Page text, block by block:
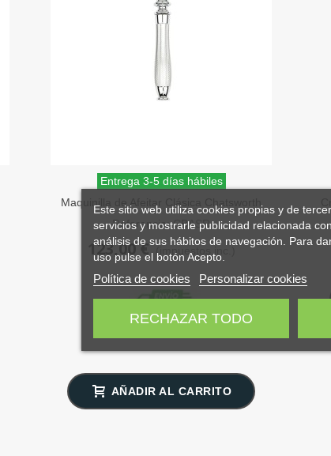
Entrega 3-5 días hábiles
Maquinilla de Afeitar Clásica Chatsworth
Referencia: CBASR
123,00 € (impuestos inc.)
AÑADIR AL CARRITO
Este sitio web utiliza cookies propias y de
servicios y mostrarle publicidad relacionada
análisis de sus hábitos de navegación. Para
uso pulse el botón Acepto.
Política de cookies Personalizar cookies
RECHAZAR TODO